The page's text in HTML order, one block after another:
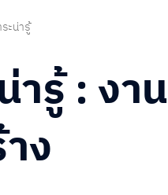
ระน่ารู้
ารู้ :งาน
ง